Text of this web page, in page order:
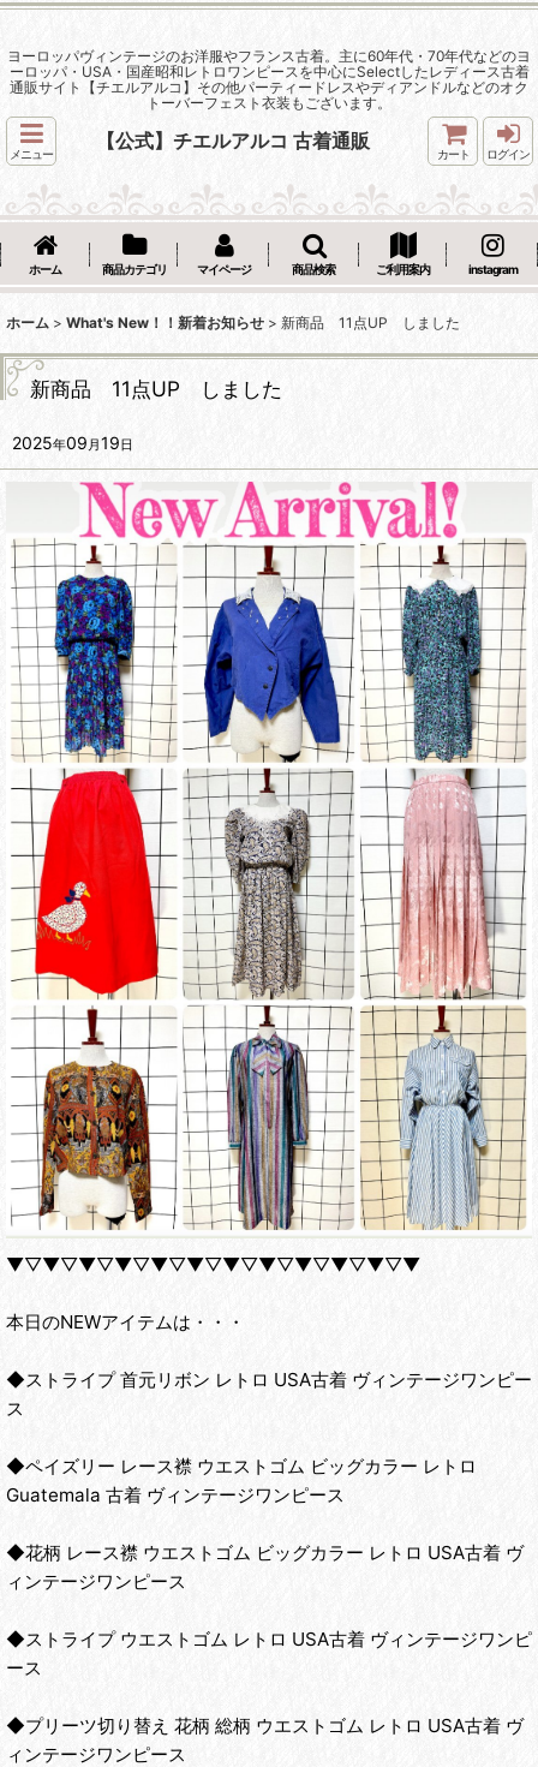
ヨーロッパヴィンテージのお洋服やフランス古着。主に60年代・70年代などのヨ
ーロッパ・USA・国産昭和レトロワンピースを中心にSelectしたレディース古着
通販サイト【チエルアルコ】その他パーティードレスやディアンドルなどのオク
トーバーフェスト衣装もございます。
メニュー
【公式】チエルアルコ 古着通販
カート ログイン
ホーム 商品カテゴリ マイページ 商品検索 ご利用案内 instagram
ホーム > What's New！！新着お知らせ > 新商品 11点UP しました
新商品 11点UP しました
2025年09 月19日
▼▽▼▽▼▽▼▽▼▽▼▽▼▽▼▽▼▽▼▽▼▽▼
本日のNEWアイテムは・・・
◆ストライプ 首元リボン レトロ USA古着 ヴィンテージワンピー
ス
◆ペイズリー レース襟 ウエストゴム ビッグカラー レトロ
Guatemala 古着 ヴィンテージワンピース
◆花柄 レース襟 ウエストゴム ビッグカラー レトロ USA古着 ヴ
ィンテージワンピース
◆ストライプ ウエストゴム レトロ USA古着 ヴィンテージワンピ
ース
◆プリーツ切り替え 花柄 総柄 ウエストゴム レトロ USA古着 ヴ
ィンテージワンピース